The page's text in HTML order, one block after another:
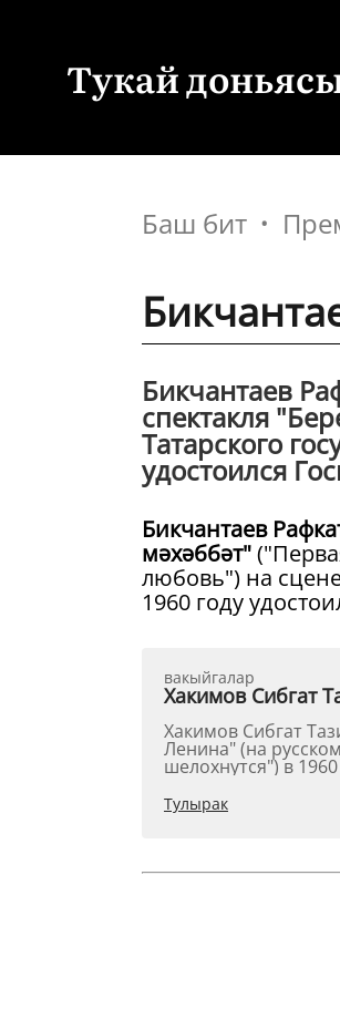
Тукай
Баш бит
Бикчантаев
спектакля
Татарского
удостоился
Бикчантаев
мәхәббәт"
любовь") на
1960 году
вакыйгалар
Хакимов Сибгат
Хакимов Сибгат
Ленина" (на
шелохнутся") в 1960
Тулырак